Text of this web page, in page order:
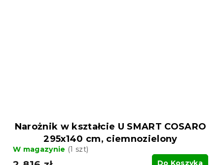
Narożnik w kształcie U SMART COSARO
295x140 cm, ciemnozielony
W magazynie (1 szt)
Do Koszyka